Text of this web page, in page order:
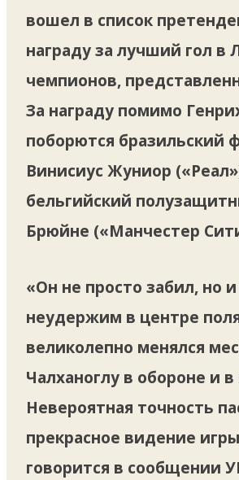
вошел в список
награду за лучший гол в
чемпионов,
За награду помимо
поборются бразильский
Винисиус Жуниор
бельгийский
Брюйне («Манчестер
«Он не просто забил, но
неудержим в центре
великолепно менялся
Чалханоглу в обороне и в
Невероятная точность
прекрасное видение
говорится в сообщении